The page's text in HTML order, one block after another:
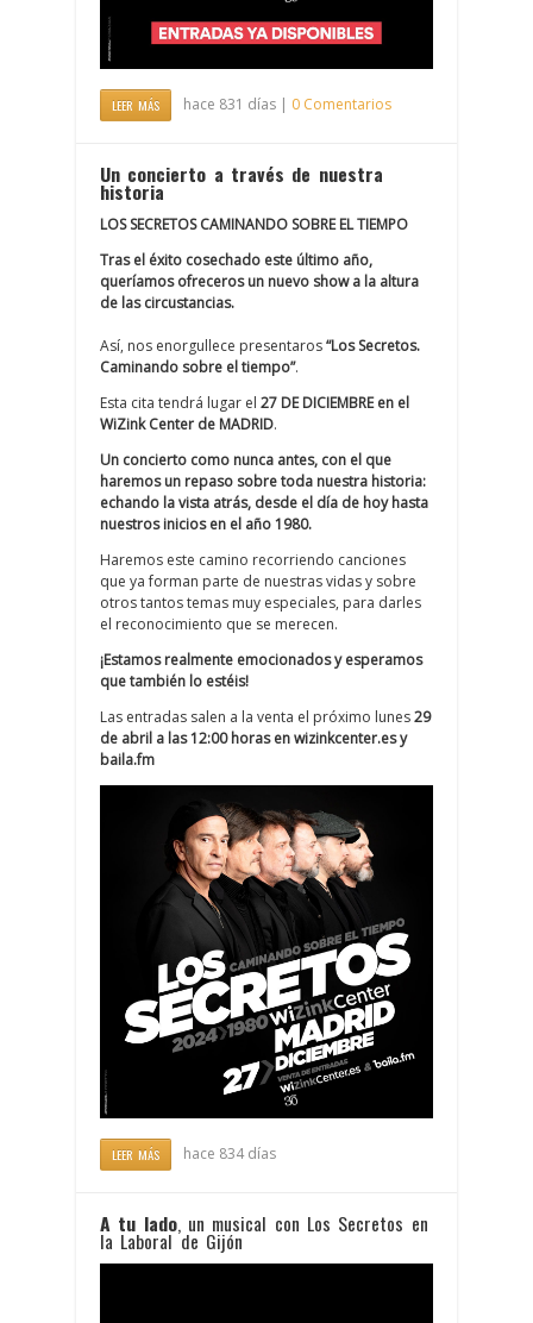
LEER MÁS hace 831 días | 0 Comentarios
Un concierto a través de nuestra
historia
LOS SECRETOS CAMINANDO SOBRE EL TIEMPO
Tras el éxito cosechado este último año,
queríamos ofreceros un nuevo show a la altura
de las circustancias.
Así, nos enorgullece presentaros“Los Secretos.
Caminando sobre el tiempo”.
Esta cita tendrá lugar el 27 DE DICIEMBRE en el
WiZink Center de MADRID.
Un concierto como nunca antes, con el que
haremos un repaso sobre toda nuestra historia:
echando la vista atrás, desde el día de hoy hasta
nuestros inicios en el año 1980.
Haremos este camino recorriendo canciones
que ya forman parte de nuestras vidas y sobre
otros tantos temas muy especiales, para darles
el reconocimiento que se merecen.
¡Estamos realmente emocionados y esperamos
que también lo estéis!
Las entradas salen a la venta el próximo lunes29
de abril a las 12:00 horas en wizinkcenter.es y
baila.fm
LEER MÁS hace 834 días
A tu lado, un musical con Los Secretos en
la Laboral de Gijón